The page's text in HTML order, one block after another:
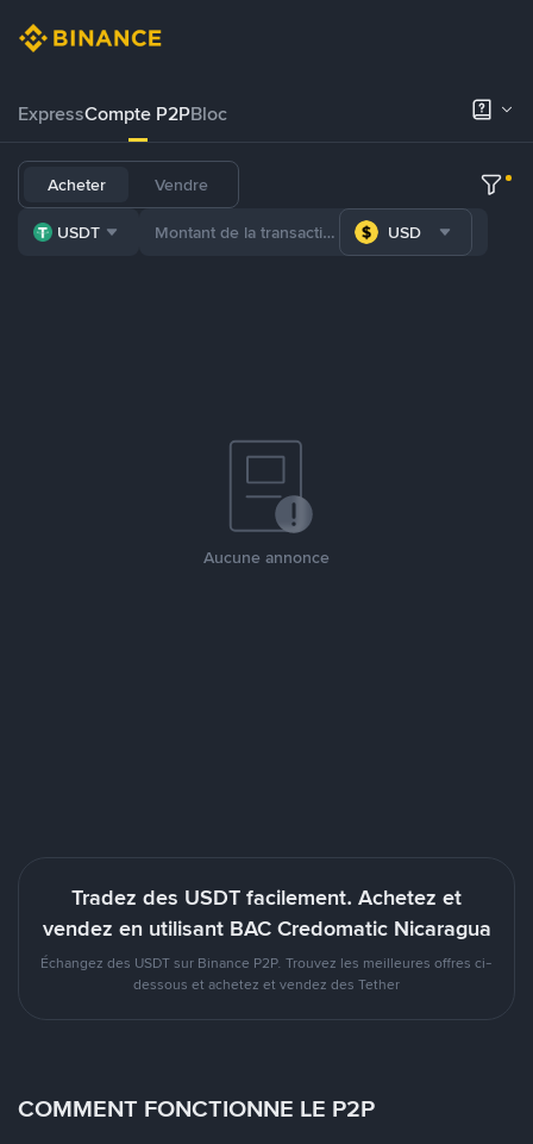
ExpressCompte P2PBloc
Acheter Vendre
USDT USD
Aucune annonce
Tradez des USDT facilement. Achetez et
vendez en utilisant BAC Credomatic Nicaragua
Échangez des USDT sur Binance P2P. Trouvez les meilleures offres ci-
dessous et achetez et vendez des Tether
COMMENT FONCTIONNE LE P2P